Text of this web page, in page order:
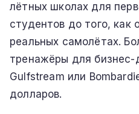
лётных школах для
студентов до того, как
реальных самолётах.
тренажёры для бизнес-
Gulfstream или
долларов.